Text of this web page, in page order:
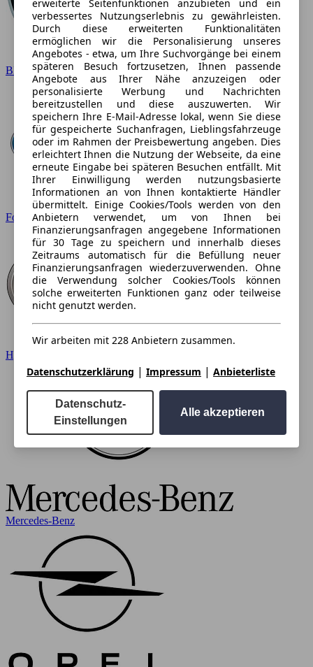
BMW
Ford
Hyundai
Mercedes-Benz
erweiterte Seitenfunktionen anzubieten und ein
verbessertes Nutzungserlebnis zu gewährleisten.
Durch diese erweiterten Funktionalitäten
ermöglichen wir die Personalisierung unseres
Angebotes - etwa, um Ihre Suchvorgänge bei einem
späteren Besuch fortzusetzen, Ihnen passende
Angebote aus Ihrer Nähe anzuzeigen oder
personalisierte Werbung und Nachrichten
bereitzustellen und diese auszuwerten. Wir
speichern Ihre E-Mail-Adresse lokal, wenn Sie diese
für gespeicherte Suchanfragen, Lieblingsfahrzeuge
oder im Rahmen der Preisbewertung angeben. Dies
erleichtert Ihnen die Nutzung der Webseite, da eine
erneute Eingabe bei späteren Besuchen entfällt. Mit
Ihrer Einwilligung werden nutzungsbasierte
Informationen an von Ihnen kontaktierte Händler
übermittelt. Einige Cookies/Tools werden von den
Anbietern verwendet, um von Ihnen bei
Finanzierungsanfragen angegebene Informationen
für 30 Tage zu speichern und innerhalb dieses
Zeitraums automatisch für die Befüllung neuer
Finanzierungsanfragen wiederzuverwenden. Ohne
die Verwendung solcher Cookies/Tools können
solche erweiterten Funktionen ganz oder teilweise
nicht genutzt werden.
Wir arbeiten mit 228 Anbietern zusammen.
Datenschutzerklärung | Impressum | Anbieterliste
Datenschutz-
Einstellungen
Alle akzeptieren